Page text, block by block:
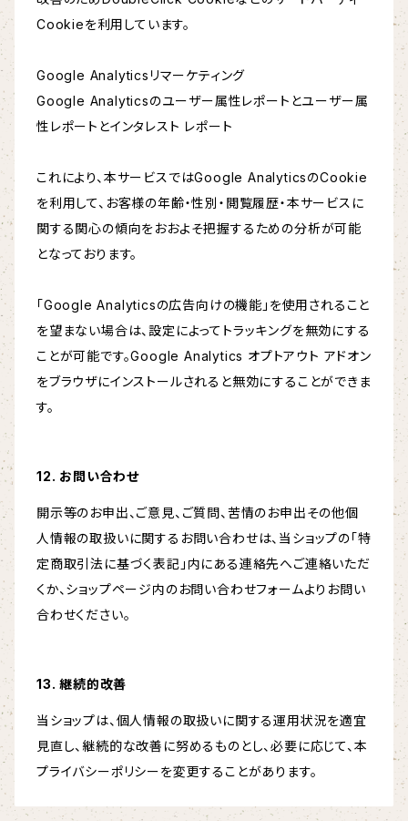
Cookieを利用しています。
Google Analyticsリマーケティング
Google Analyticsのユーザー属性レポートとユーザー属
性レポートとインタレスト レポート
これにより、本サービスではGoogle AnalyticsのCookie
を利用して、お客様の年齢・性別・閲覧履歴・本サービスに
関する関心の傾向をおおよそ把握するための分析が可能
となっております。
「Google Analyticsの広告向けの機能」を使用されること
を望まない場合は、設定によってトラッキングを無効にする
ことが可能です。Google Analytics オプトアウト アドオン
をブラウザにインストールされると無効にすることができま
す。
12. お問い合わせ
開示等のお申出、ご意見、ご質問、苦情のお申出その他個
人情報の取扱いに関するお問い合わせは、当ショップの「特
定商取引法に基づく表記」内にある連絡先へご連絡いただ
くか、ショップページ内のお問い合わせフォームよりお問い
合わせください。
13. 継続的改善
当ショップは、個人情報の取扱いに関する運用状況を適宜
見直し、継続的な改善に努めるものとし、必要に応じて、本
プライバシーポリシーを変更することがあります。